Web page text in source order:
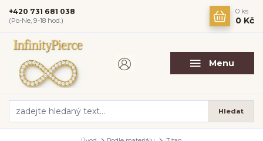
Menu
Hledat
+420 731 681 038
(Po-Ne, 9-18 hod.)
0 ks
0 Kč